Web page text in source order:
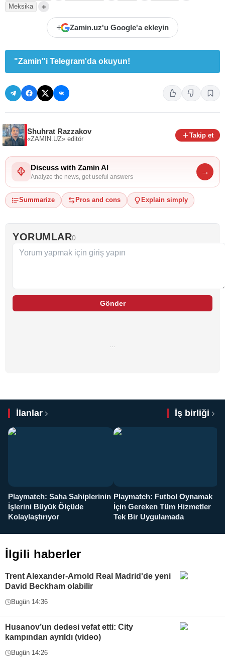
Meksika +
+ Zamin.uz'u Google'a ekleyin
"Zamin"i Telegram'da okuyun!
Shuhrat Razzakov
«ZAMIN.UZ» editör
Takip et
Discuss with Zamin AI
Analyze the news, get useful answers
→
Summarize Pros and cons Explain simply
YORUMLAR0
Gönder
…
İlanlar İş birliği
Playmatch: Saha Sahiplerinin
İşlerini Büyük Ölçüde
Kolaylaştırıyor
Playmatch: Futbol Oynamak
İçin Gereken Tüm Hizmetler
Tek Bir Uygulamada
İlgili haberler
Trent Alexander-Arnold Real Madrid'de yeni
David Beckham olabilir
Bugün 14:36
Husanov’un dedesi vefat etti: City
kampından ayrıldı (video)
Bugün 14:26